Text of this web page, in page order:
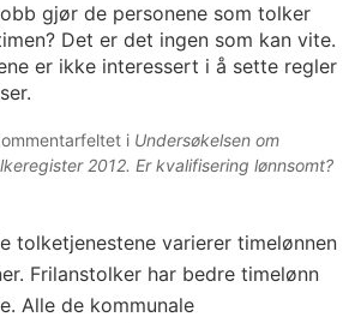
gjør de personene som tolker
Det er det ingen som kan vite.
er ikke interessert i å sette regler
i Undersøkelsen om
2012. Er kvalifisering lønnsomt?
tolketjenestene varierer timelønnen
Frilanstolker har bedre timelønn
Alle de kommunale